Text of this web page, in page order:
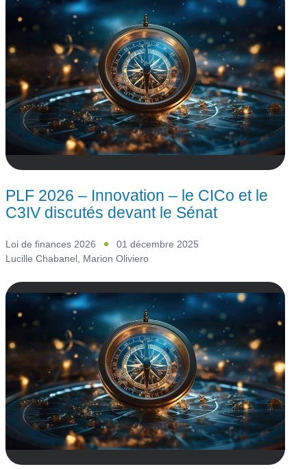
PLF 2026 – Innovation – le CICo et le
C3IV discutés devant le Sénat
Loi de finances 2026
01 décembre 2025
Lucille Chabanel Marion Oliviero